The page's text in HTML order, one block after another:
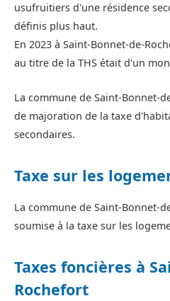
usufruitiers d'une résidence
définis plus haut.
En 2023 à Saint-Bonnet-de-
au titre de la THS était d'un
La commune de Saint-Bonnet-
de majoration de la taxe
secondaires.
Taxe sur les
La commune de Saint-Bonnet-
soumise à la taxe sur les
Taxes foncières à
Rochefort